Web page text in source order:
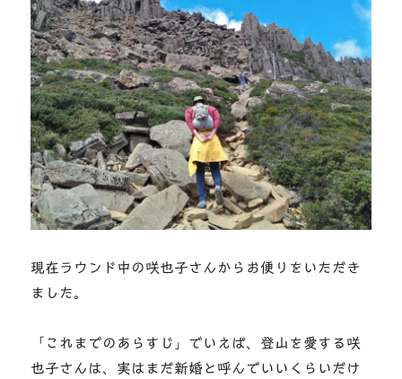
現在ラウンド中の咲也子さんからお便りをいただき
ました。
「これまでのあらすじ」でいえば、登山を愛する咲
也子さんは、実はまだ新婚と呼んでいいくらいだけ